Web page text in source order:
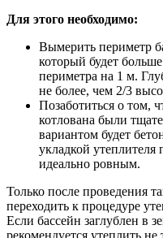
Для этого необходимо:
Вымерить периметр
который будет
периметра на 1 м.
не более, чем 2/3
Позаботиться о том,
котлована были
вариантом будет
укладкой утеплителя
идеально ровным.
Только после проведения
переходить к процедуре
Если бассейн заглублен в